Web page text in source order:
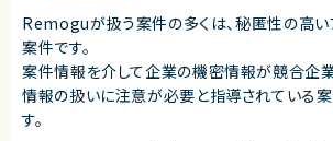
Remoguが扱う案件の多くは、秘匿性の高い
案件です。
案件情報を介して企業の機密情報が競合企業
情報の扱いに注意が必要と指導されている
す。